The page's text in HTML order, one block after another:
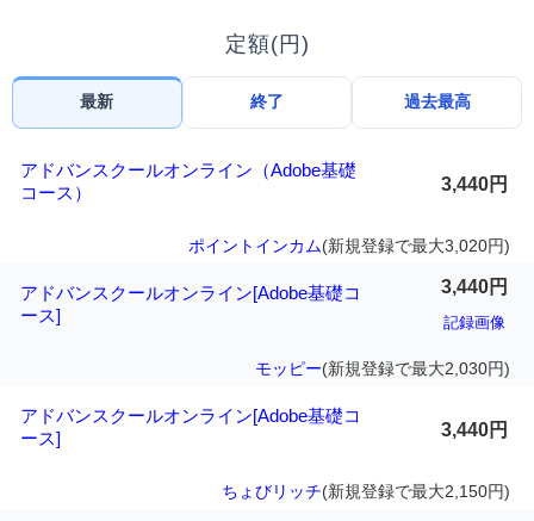
定額(円)
最新 終了 過去最高
アドバンスクールオンライン（Adobe基礎
コース）
3,440円
ポイントインカム(新規登録で最大3,020円)
アドバンスクールオンライン[Adobe基礎コ
ース]
3,440円
記録画像
モッピー(新規登録で最大2,030円)
アドバンスクールオンライン[Adobe基礎コ
ース]
3,440円
ちょびリッチ(新規登録で最大2,150円)